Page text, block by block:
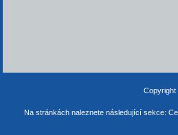
Copyright
Na stránkách naleznete následující sekce: